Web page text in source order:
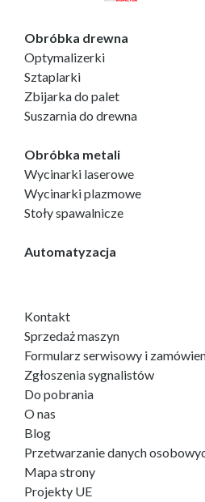
Obróbka drewna
Optymalizerki
Sztaplarki
Zbijarka do palet
Suszarnia do drewna
Obróbka metali
Wycinarki laserowe
Wycinarki plazmowe
Stoły spawalnicze
Automatyzacja
Kontakt
Sprzedaż maszyn
Formularz serwisowy i
Zgłoszenia sygnalistów
Do pobrania
O nas
Blog
Przetwarzanie danych
Mapa strony
Projekty UE